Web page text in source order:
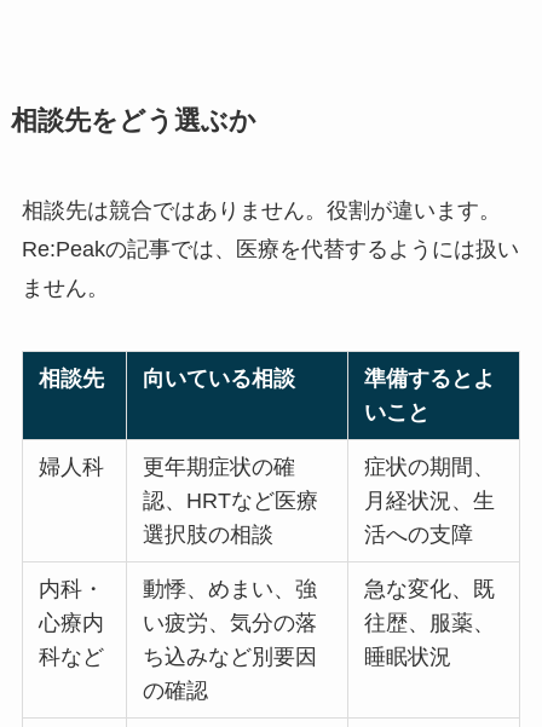
相談先をどう選ぶか
相談先は競合ではありません。役割が違います。
Re:Peakの記事では、医療を代替するようには扱い
ません。
相談先 向いている相談
準備するとよ
いこと
婦人科
更年期症状の確
認、HRTなど医療
選択肢の相談
症状の期間、
月経状況、生
活への支障
内科・
心療内
科など
動悸、めまい、強
い疲労、気分の落
ち込みなど別要因
の確認
急な変化、既
往歴、服薬、
睡眠状況